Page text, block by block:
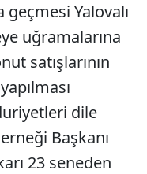
geçmesi Yalovalı
uğramalarına
satışlarının
dile
Başkanı
23 seneden